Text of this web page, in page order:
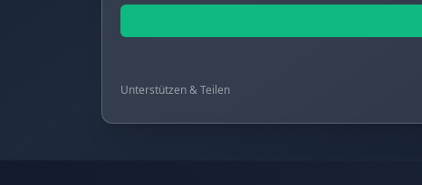
Unterstützen & Teilen